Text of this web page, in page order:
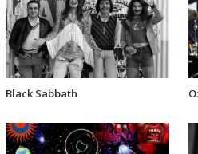
Black Sabbath